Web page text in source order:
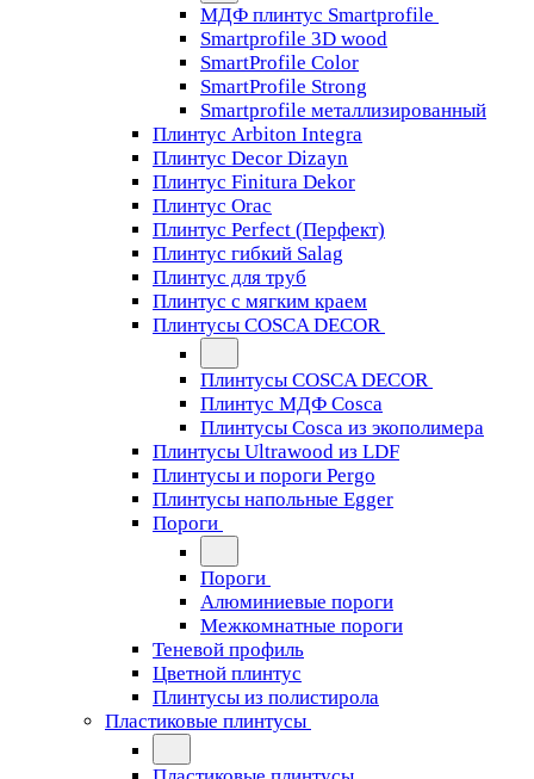
МДФ плинтус Smartprofile
Smartprofile 3D wood
SmartProfile Color
SmartProfile Strong
Smartprofile металлизированный
Плинтус Arbiton Integra
Плинтус Decor Dizayn
Плинтус Finitura Dekor
Плинтус Orac
Плинтус Perfect (Перфект)
Плинтус гибкий Salag
Плинтус для труб
Плинтус с мягким краем
Плинтусы COSCA DECOR
Плинтусы COSCA DECOR
Плинтус МДФ Cosca
Плинтусы Cosca из экополимера
Плинтусы Ultrawood из LDF
Плинтусы и пороги Pergo
Плинтусы напольные Egger
Пороги
Пороги
Алюминиевые пороги
Межкомнатные пороги
Теневой профиль
Цветной плинтус
Плинтусы из полистирола
Пластиковые плинтусы